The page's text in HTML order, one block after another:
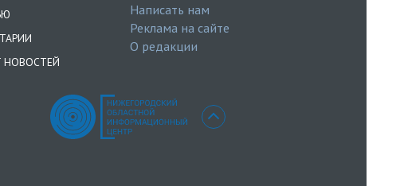
НОВОСТЕЙ
Написать нам
Реклама на сайте
О редакции